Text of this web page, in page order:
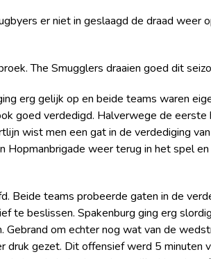
er niet in geslaagd de draad weer
The Smugglers draaien goed dit
erg gelijk op en beide teams waren
goed verdedigd. Halverwege de
wist men een gat in de verdediging
weer terug in het spel
teams probeerde gaten in de
beslissen. Spakenburg ging erg
om echter nog wat van de
gezet. Dit offensief werd 5 minuten